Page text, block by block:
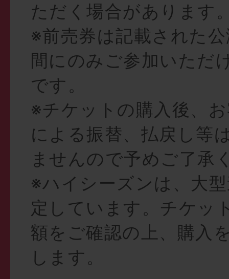
ただく場合があります
※前売券は記載された
間にのみご参加いただ
です。
※チケットの購入後、
による振替、払戻し等
ませんので予めご了承
※ハイシーズンは、大
定しています。チケッ
額をご確認の上、購入
します。